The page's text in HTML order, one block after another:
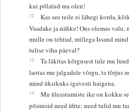
kui põlatud ma olen!
12
Kas see teile ei lähegi korda,
Vaadake ja nähke! Ons olemas valu,
mulle on tehtud, millega Issand
tulise viha päeval?
13
Ta läkitas kõrgusest tule mu
laotas mu jalgadele võrgu, ta tõrjus
mind üksikuks igavesti haigena.
14
Mu üleastumiste ike on kokku
põimisid need ühte: need tulid mu